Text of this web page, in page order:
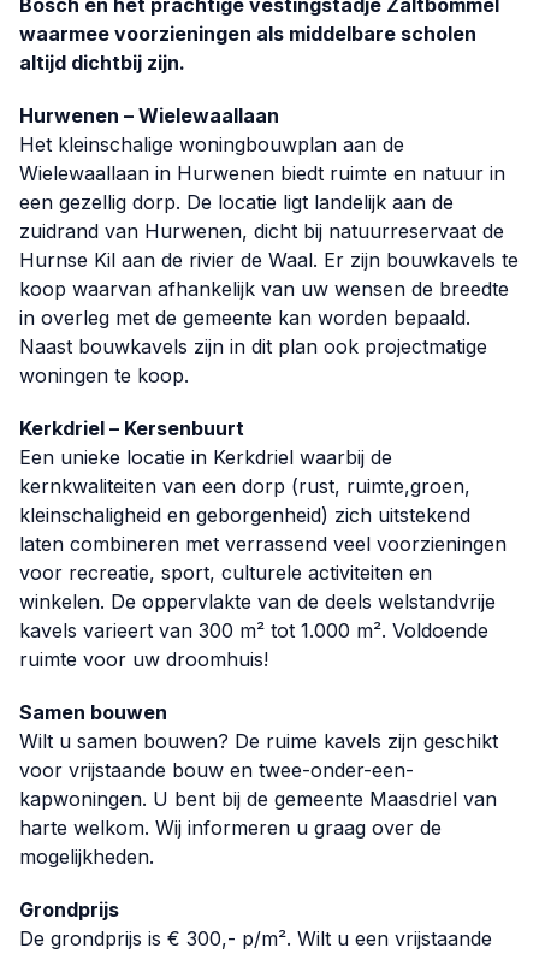
Bosch en het prachtige vestingstadje Zaltbommel
waarmee voorzieningen als middelbare scholen
altijd dichtbij zijn.
Hurwenen – Wielewaallaan
Het kleinschalige woningbouwplan aan de
Wielewaallaan in Hurwenen biedt ruimte en natuur in
een gezellig dorp. De locatie ligt landelijk aan de
zuidrand van Hurwenen, dicht bij natuurreservaat de
Hurnse Kil aan de rivier de Waal. Er zijn bouwkavels te
koop waarvan afhankelijk van uw wensen de breedte
in overleg met de gemeente kan worden bepaald.
Naast bouwkavels zijn in dit plan ook projectmatige
woningen te koop.
Kerkdriel – Kersenbuurt
Een unieke locatie in Kerkdriel waarbij de
kernkwaliteiten van een dorp (rust, ruimte,groen,
kleinschaligheid en geborgenheid) zich uitstekend
laten combineren met verrassend veel voorzieningen
voor recreatie, sport, culturele activiteiten en
winkelen. De oppervlakte van de deels welstandvrije
kavels varieert van 300 m² tot 1.000 m². Voldoende
ruimte voor uw droomhuis!
Samen bouwen
Wilt u samen bouwen? De ruime kavels zijn geschikt
voor vrijstaande bouw en twee-onder-een-
kapwoningen. U bent bij de gemeente Maasdriel van
harte welkom. Wij informeren u graag over de
mogelijkheden.
Grondprijs
De grondprijs is € 300,- p/m². Wilt u een vrijstaande